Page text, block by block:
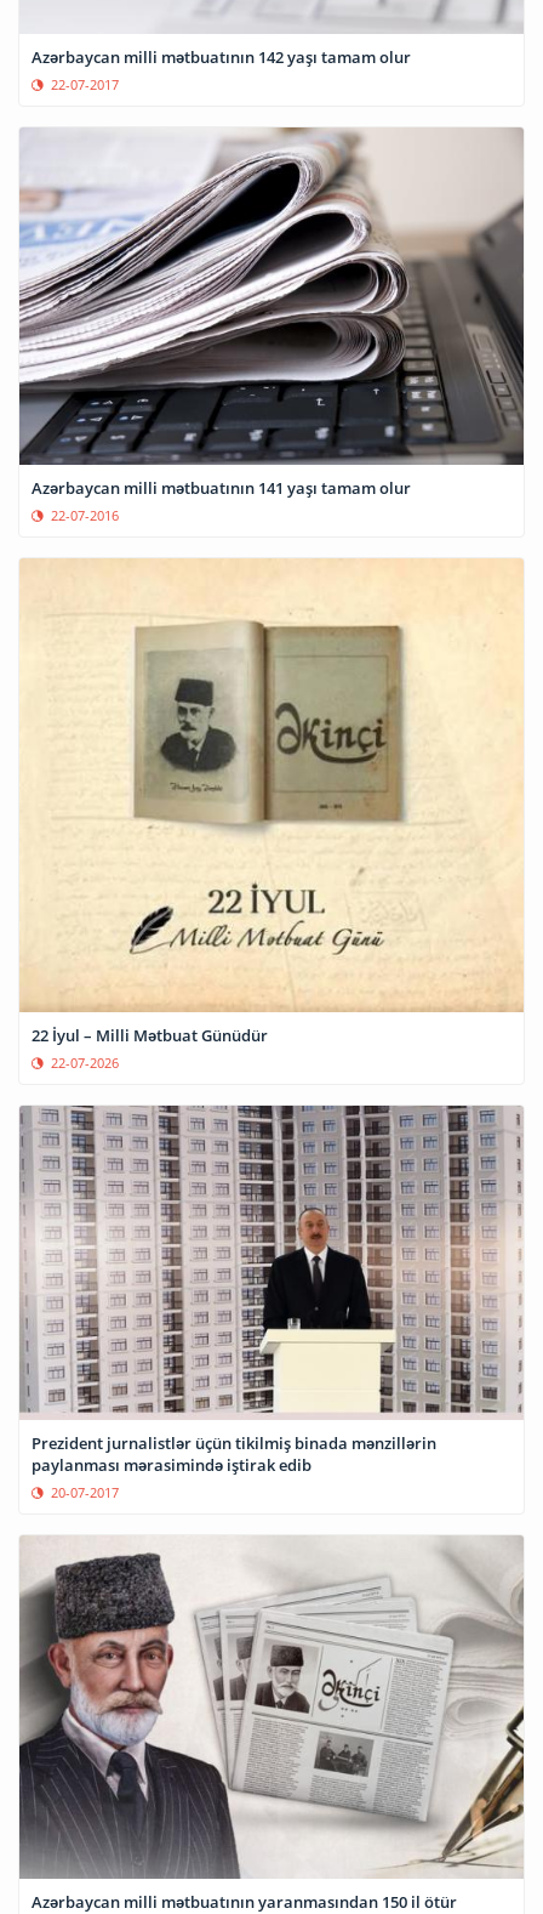
Azərbaycan milli mətbuatının 142 yaşı tamam olur
22-07-2017
Azərbaycan milli mətbuatının 141 yaşı tamam olur
22-07-2016
22 İyul – Milli Mətbuat Günüdür
22-07-2026
Prezident jurnalistlər üçün tikilmiş binada mənzillərin
paylanması mərasimində iştirak edib
20-07-2017
Azərbaycan milli mətbuatının yaranmasından 150 il ötür